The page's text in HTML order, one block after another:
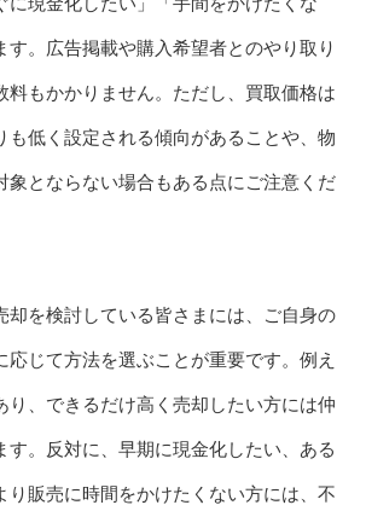
す。広告掲載や購入希望者とのやり取り
料もかかりません。ただし、買取価格は
も低く設定される傾向があることや、物
象とならない場合もある点にご注意くだ
却を検討している皆さまには、ご自身の
応じて方法を選ぶことが重要です。例え
り、できるだけ高く売却したい方には仲
す。反対に、早期に現金化したい、ある
り販売に時間をかけたくない方には、不